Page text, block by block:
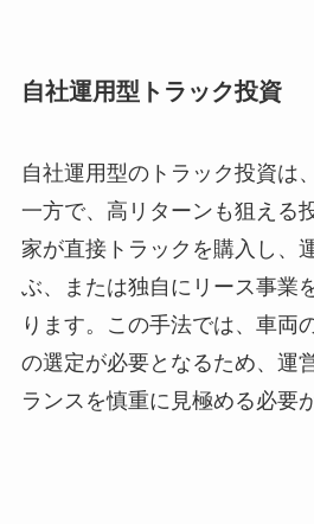
自社運用型トラック投資
自社運用型のトラック投資は
一方で、高リターンも狙える
家が直接トラックを購入し、
ぶ、または独自にリース事業
ります。この手法では、車両
の選定が必要となるため、運
ランスを慎重に見極める必要